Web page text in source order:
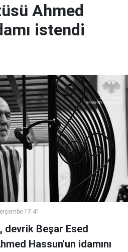
Ahmed
istendi
17:41
devrik Beşar Esed
Hassun'un idamını